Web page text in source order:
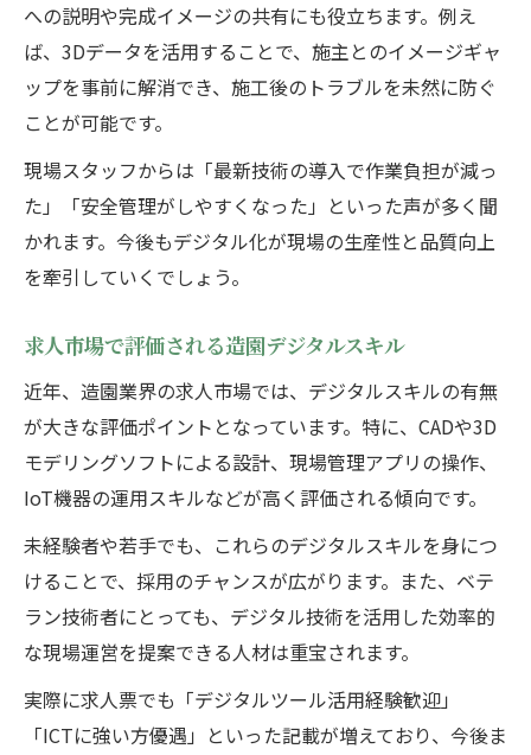
への説明や完成イメージの共有にも役立ちます。例え
ば、3Dデータを活用することで、施主とのイメージギャ
ップを事前に解消でき、施工後のトラブルを未然に防ぐ
ことが可能です。
現場スタッフからは「最新技術の導入で作業負担が減っ
た」「安全管理がしやすくなった」といった声が多く聞
かれます。今後もデジタル化が現場の生産性と品質向上
を牽引していくでしょう。
求人市場で評価される造園デジタルスキル
近年、造園業界の求人市場では、デジタルスキルの有無
が大きな評価ポイントとなっています。特に、CADや3D
モデリングソフトによる設計、現場管理アプリの操作、
IoT機器の運用スキルなどが高く評価される傾向です。
未経験者や若手でも、これらのデジタルスキルを身につ
けることで、採用のチャンスが広がります。また、ベテ
ラン技術者にとっても、デジタル技術を活用した効率的
な現場運営を提案できる人材は重宝されます。
実際に求人票でも「デジタルツール活用経験歓迎」
「ICTに強い方優遇」といった記載が増えており、今後ま